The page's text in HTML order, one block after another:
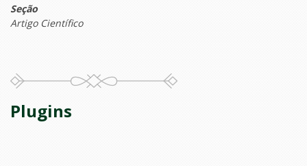
Seção
Artigo Científico
Plugins